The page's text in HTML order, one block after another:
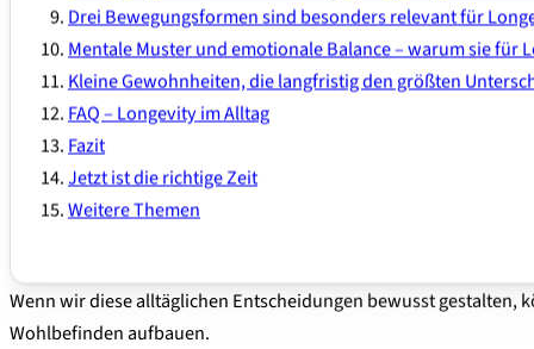
Drei Bewegungsformen sind besonders relevant für
Mentale Muster und emotionale Balance – warum sie für
Kleine Gewohnheiten, die langfristig den größten
FAQ – Longevity im Alltag
Fazit
Jetzt ist die richtige Zeit
Weitere Themen
Wenn wir diese alltäglichen Entscheidungen bewusst
Wohlbefinden aufbauen.